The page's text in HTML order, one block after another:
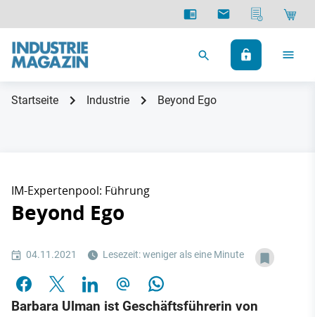
Startseite Industrie Beyond Ego
IM-Expertenpool: Führung
Beyond Ego
04.11.2021 Lesezeit: weniger als eine Minute
Barbara Ulman ist Geschäftsführerin von